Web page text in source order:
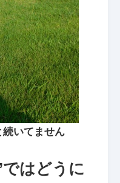
いてません
ではどうに